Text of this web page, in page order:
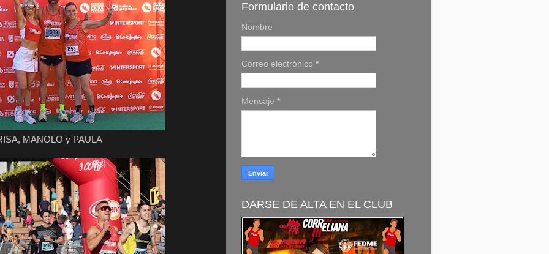
MANOLO y PAULA
Formulario de contacto
Nombre
Correo electrónico *
Mensaje *
DARSE DE ALTA EN EL CLUB